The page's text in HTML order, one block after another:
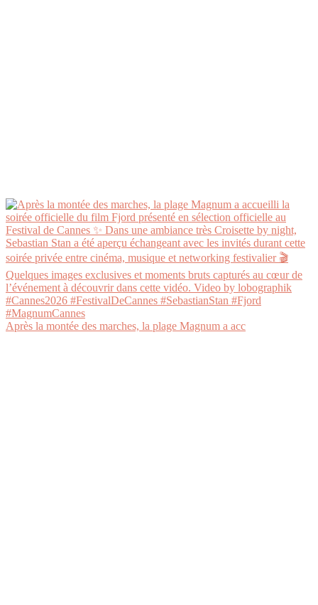
Après la montée des marches, la plage Magnum a acc